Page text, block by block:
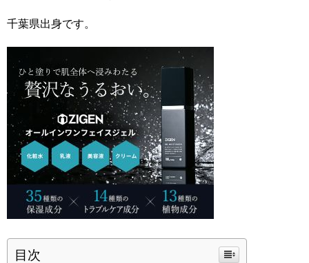
千葉県出身です。
目次